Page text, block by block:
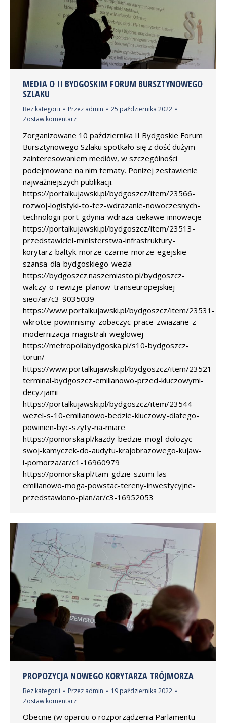
MEDIA O II BYDGOSKIM FORUM BURSZTYNOWEGO
SZLAKU
Bez kategorii Przez admin
25 października 2022
Zostaw komentarz
Zorganizowane 10 października II Bydgoskie Forum
Bursztynowego Szlaku spotkało się z dość dużym
zainteresowaniem mediów, w szczególności
podejmowane na nim tematy. Poniżej zestawienie
najważniejszych publikacji.
https://portalkujawski.pl/bydgoszcz/item/23566-
rozwoj-logistyki-to-tez-wdrazanie-nowoczesnych-
technologii-port-gdynia-wdraza-ciekawe-innowacje
https://portalkujawski.pl/bydgoszcz/item/23513-
przedstawiciel-ministerstwa-infrastruktury-
korytarz-baltyk-morze-czarne-morze-egejskie-
szansa-dla-bydgoskiego-wezla
https://bydgoszcz.naszemiasto.pl/bydgoszcz-
walczy-o-rewizje-planow-transeuropejskiej-
sieci/ar/c3-9035039
https://www.portalkujawski.pl/bydgoszcz/item/23531-
wkrotce-powinnismy-zobaczyc-prace-zwiazane-z-
modernizacja-magistrali-weglowej
https://metropoliabydgoska.pl/s10-bydgoszcz-
torun/
https://www.portalkujawski.pl/bydgoszcz/item/23521-
terminal-bydgoszcz-emilianowo-przed-kluczowymi-
decyzjami
https://portalkujawski.pl/bydgoszcz/item/23544-
wezel-s-10-emilianowo-bedzie-kluczowy-dlatego-
powinien-byc-szyty-na-miare
https://pomorska.pl/kazdy-bedzie-mogl-dolozyc-
swoj-kamyczek-do-audytu-krajobrazowego-kujaw-
i-pomorza/ar/c1-16960979
https://pomorska.pl/tam-gdzie-szumi-las-
emilianowo-moga-powstac-tereny-inwestycyjne-
przedstawiono-plan/ar/c3-16952053
PROPOZYCJA NOWEGO KORYTARZA TRÓJMORZA
Bez kategorii Przez admin
19 października 2022
Zostaw komentarz
Obecnie (w oparciu o rozporządzenia Parlamentu